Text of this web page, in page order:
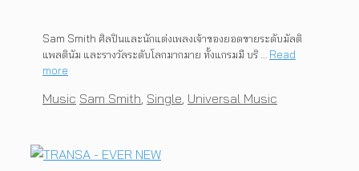
Sam Smith ศิลปินและนักแต่งเพลงเจ้าของยอดขายระดับมัลติ
แพลตินัม และรางวัลระดับโลกมากมาย ทั้งแกรมมี บริ … Read
more
Categories
Music Tags
Sam Smith Single Universal Music